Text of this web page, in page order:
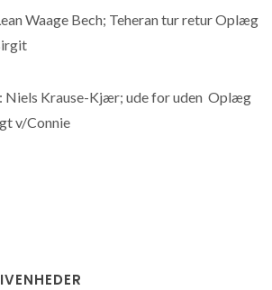
Waage Bech; Teheran tur retur Oplæg
Niels Krause-Kjær; ude for uden Oplæg
v/Connie